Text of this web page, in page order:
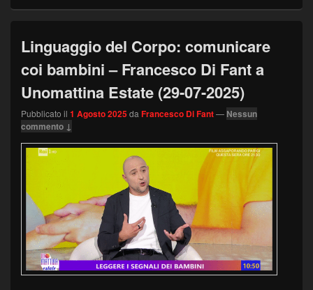
Linguaggio del Corpo: comunicare
coi bambini – Francesco Di Fant a
Unomattina Estate (29-07-2025)
Pubblicato il 1 Agosto 2025daFrancesco Di Fant— Nessun
commento ↓